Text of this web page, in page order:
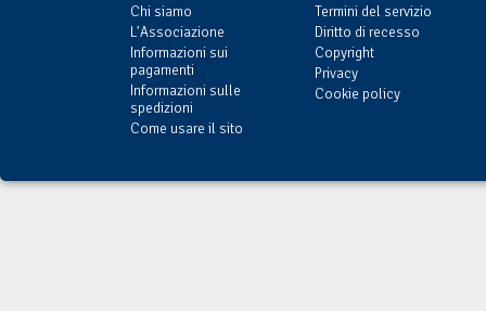
Chi siamo
L'Associazione
Informazioni sui
pagamenti
Informazioni sulle
spedizioni
Come usare il sito
Termini del servizio
Diritto di recesso
Copyright
Privacy
Cookie policy